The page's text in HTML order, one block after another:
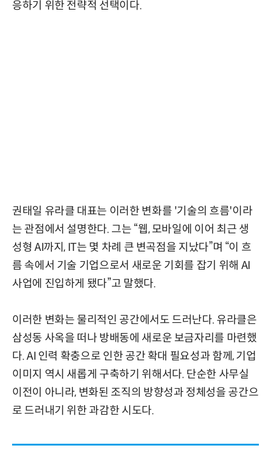
응하기 위한 전략적 선택이다.
권태일 유라클 대표는 이러한 변화를 '기술의 흐름'이라
는 관점에서 설명한다. 그는 “웹, 모바일에 이어 최근 생
성형 AI까지, IT는 몇 차례 큰 변곡점을 지났다”며 “이 흐
름 속에서 기술 기업으로서 새로운 기회를 잡기 위해 AI
사업에 진입하게 됐다”고 말했다.
이러한 변화는 물리적인 공간에서도 드러난다. 유라클은
삼성동 사옥을 떠나 방배동에 새로운 보금자리를 마련했
다. AI 인력 확충으로 인한 공간 확대 필요성과 함께, 기업
이미지 역시 새롭게 구축하기 위해서다. 단순한 사무실
이전이 아니라, 변화된 조직의 방향성과 정체성을 공간으
로 드러내기 위한 과감한 시도다.